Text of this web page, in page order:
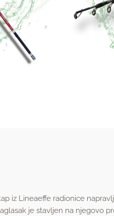
iz Lineaeffe radionice
je stavljen na njegovo